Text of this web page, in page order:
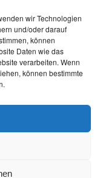
wir Technologien
und/oder darauf
können
Daten wie das
verarbeiten. Wenn
können bestimmte